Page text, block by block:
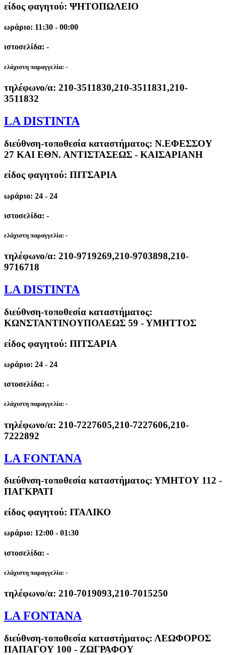
είδος φαγητού: ΨΗΤΟΠΩΛΕΙΟ
ωράριο: 11:30 - 00:00
ιστοσελίδα: -
ελάχιστη παραγγελία: -
τηλέφωνο/α: 210-3511830,210-3511831,210-
3511832
LA DISTINTA
διεύθνση-τοποθεσία καταστήματος: Ν.ΕΦΕΣΣΟΥ
27 ΚΑΙ ΕΘΝ. ΑΝΤΙΣΤΑΣΕΩΣ - ΚΑΙΣΑΡΙΑΝΗ
είδος φαγητού: ΠΙΤΣΑΡΙΑ
ωράριο: 24 - 24
ιστοσελίδα: -
ελάχιστη παραγγελία: -
τηλέφωνο/α: 210-9719269,210-9703898,210-
9716718
LA DISTINTA
διεύθνση-τοποθεσία καταστήματος:
ΚΩΝΣΤΑΝΤΙΝΟΥΠΟΛΕΩΣ 59 - ΥΜΗΤΤΟΣ
είδος φαγητού: ΠΙΤΣΑΡΙΑ
ωράριο: 24 - 24
ιστοσελίδα: -
ελάχιστη παραγγελία: -
τηλέφωνο/α: 210-7227605,210-7227606,210-
7222892
LA FONTANA
διεύθνση-τοποθεσία καταστήματος: ΥΜΗΤΟΥ 112 -
ΠΑΓΚΡΑΤΙ
είδος φαγητού: ΙΤΑΛΙΚΟ
ωράριο: 12:00 - 01:30
ιστοσελίδα: -
ελάχιστη παραγγελία: -
τηλέφωνο/α: 210-7019093,210-7015250
LA FONTANA
διεύθνση-τοποθεσία καταστήματος: ΛΕΩΦΟΡΟΣ
ΠΑΠΑΓΟΥ 100 - ΖΩΓΡΑΦΟΥ